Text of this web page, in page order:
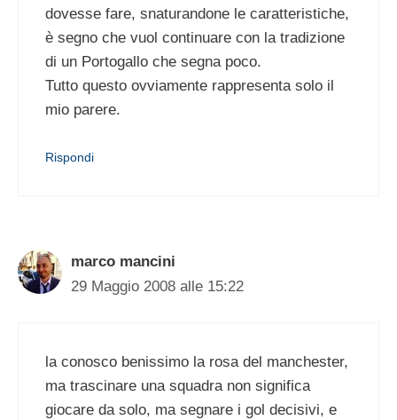
dovesse fare, snaturandone le caratteristiche,
è segno che vuol continuare con la tradizione
di un Portogallo che segna poco.
Tutto questo ovviamente rappresenta solo il
mio parere.
Rispondi
marco mancini
29 Maggio 2008 alle 15:22
la conosco benissimo la rosa del manchester,
ma trascinare una squadra non significa
giocare da solo, ma segnare i gol decisivi, e